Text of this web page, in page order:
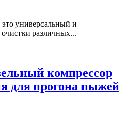
универсальный и
различных...
компрессор
для прогона пыжей